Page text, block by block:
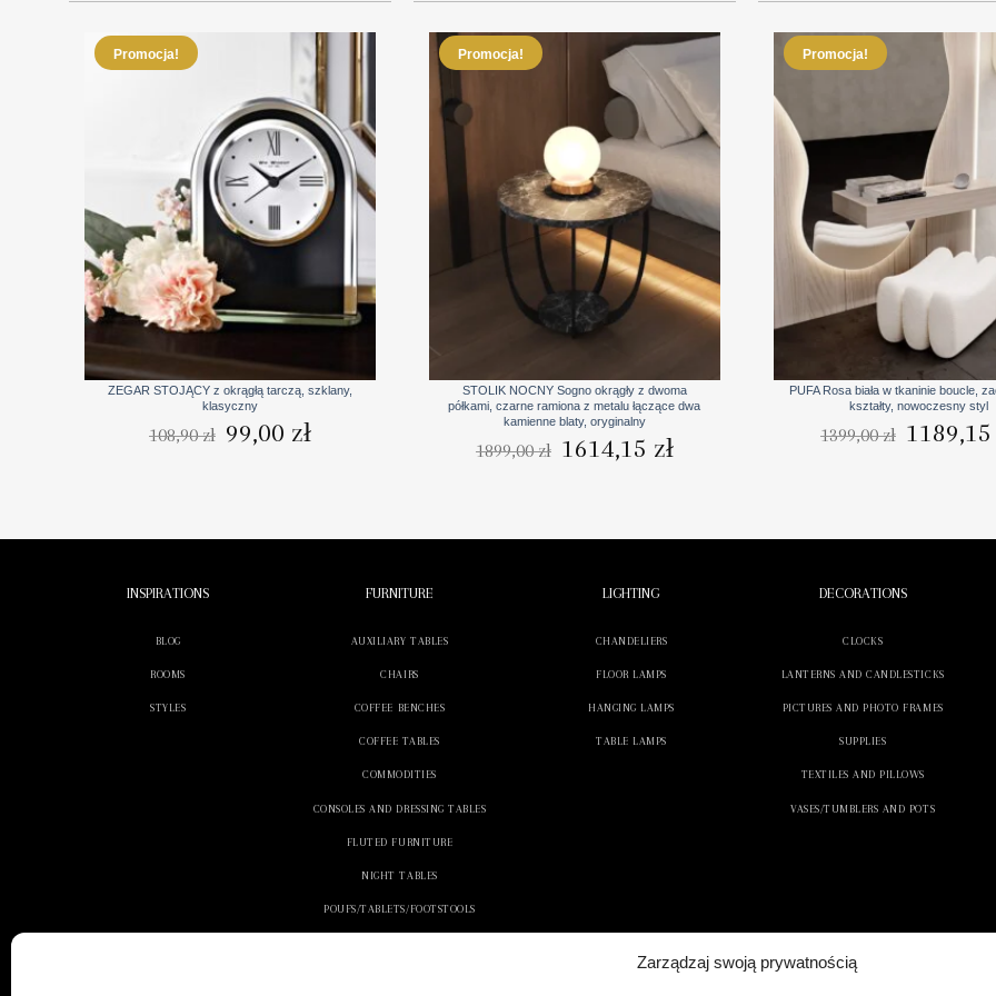
Zarządzaj swoją prywatnością
5190,00 zł
Promocja!
ZEGAR STOJĄCY z okrągłą tarczą, szklany,
klasyczny
108,90zł
Pierwotna
cena
99,00 złcena
Promocja!
STOLIK NOCNY Sogno okrągły z dwoma
półkami, czarne ramiona z metalu łączące dwa
kamienne blaty, oryginalny
1899,00zł
Pierwotna
cena
1614,15 złcena
Promocja!
PUFA Rosa biała w tkaninie boucle,
kształty, nowoczesny styl
1399,00zł
Pierwotna
cena
1189,15
INSPIRATIONS
BLOG
ROOMS
STYLES
FURNITURE
AUXILIARY TABLES
CHAIRS
COFFEE BENCHES
COFFEE TABLES
COMMODITIES
CONSOLES AND DRESSING TABLES
FLUTED FURNITURE
NIGHT TABLES
POUFS/TABLETS/FOOTSTOOLS
LIGHTING
CHANDELIERS
FLOOR LAMPS
HANGING LAMPS
TABLE LAMPS
DECORATIONS
CLOCKS
LANTERNS AND CANDLESTICKS
PICTURES AND PHOTO FRAMES
SUPPLIES
TEXTILES AND PILLOWS
VASES/TUMBLERS AND POTS